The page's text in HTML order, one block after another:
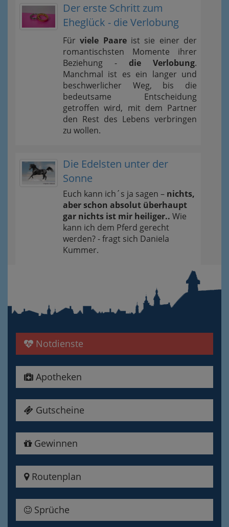
Der erste Schritt zum
Eheglück - die Verlobung
Fürviele Paareist sie einer der
romantischsten Momente ihrer
Beziehung - die Verlobung.
Manchmal ist es ein langer und
beschwerlicher Weg, bis die
bedeutsame Entscheidung
getroffen wird, mit dem Partner
den Rest des Lebens verbringen
zu wollen.
Die Edelsten unter der
Sonne
Euch kann ich´s ja sagen – nichts,
aber schon absolut überhaupt
gar nichts ist mir heiliger.. Wie
kann ich dem Pferd gerecht
werden? - fragt sich Daniela
Kummer.
Notdienste
Apotheken
Gutscheine
Gewinnen
Routenplan
Sprüche